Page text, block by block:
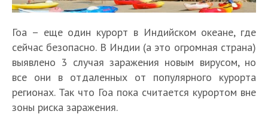
Гоа – еще один курорт в Индийском океане, где
сейчас безопасно. В Индии (а это огромная страна)
выявлено 3 случая заражения новым вирусом, но
все они в отдаленных от популярного курорта
регионах. Так что Гоа пока считается курортом вне
зоны риска заражения.